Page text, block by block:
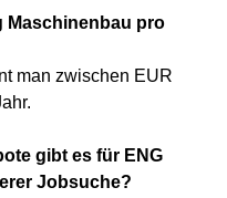
Maschinenbau pro
man zwischen EUR
gibt es für ENG
Jobsuche?